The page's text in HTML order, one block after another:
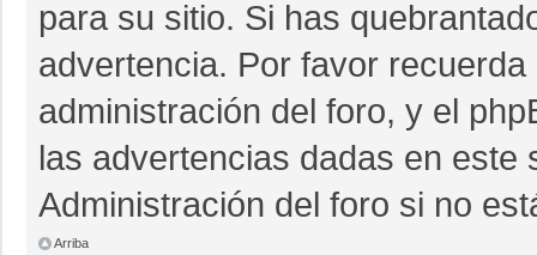
para su sitio. Si has
advertencia. Por favor
administración del foro, y el
las advertencias dadas en este
Administración del foro si no
Arriba